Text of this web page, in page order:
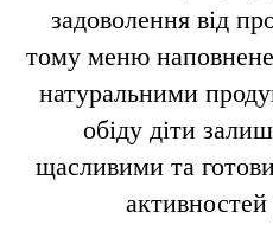
задоволення від
тому меню
натуральними
обіду діти
щасливими та